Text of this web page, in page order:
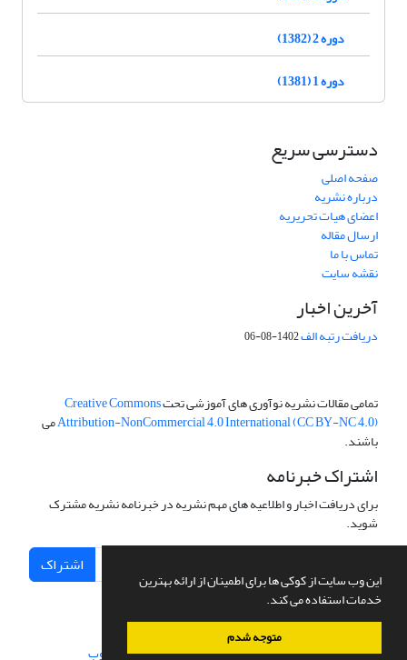
این وب سایت از کوکی ها برای اطمینان از ارائه بهترین
خدمات استفاده می کند.
متوجه شدم
دوره 2 (1382)
دوره 1 (1381)
دسترسی سریع
صفحه اصلی
درباره نشریه
اعضای هیات تحریریه
ارسال مقاله
تماس با ما
نقشه سایت
آخرین اخبار
دریافت رتبه الف1402-08-06
تمامی مقالات نشریه نوآوری های آموزشی تحتCreative Commons
Attribution-NonCommercial 4.0 International (CC BY-NC 4.0)می
باشند.
اشتراک خبرنامه
برای دریافت اخبار و اطلاعیه های مهم نشریه در خبرنامه نشریه مشترک
شوید.
اشتراک
سامانه مدیریت نشریات علمی.طراحی و پیاده سازی از سیناوب